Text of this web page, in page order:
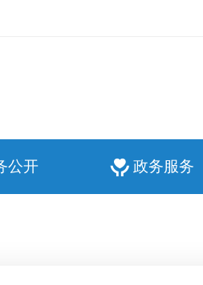
公开 政务服务